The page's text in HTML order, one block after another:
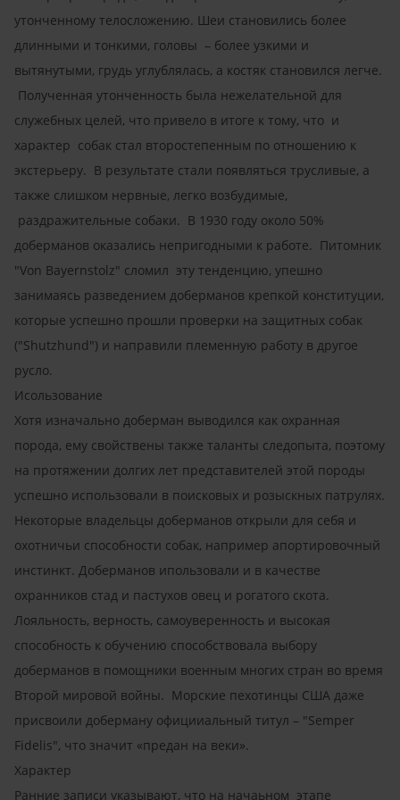
утонченному телосложению. Шеи становились более
длинными и тонкими, головы – более узкими и
вытянутыми, грудь углублялась, а костяк становился легче.
Полученная утонченность была нежелательной для
служебных целей, что привело в итоге к тому, что и
характер собак стал второстепенным по отношению к
экстерьеру. В результате стали появляться трусливые, а
также слишком нервные, легко возбудимые,
раздражительные собаки. В 1930 году около 50%
доберманов оказались непригодными к работе. Питомник
"Von Bayernstolz" сломил эту тенденцию, упешно
занимаясь разведением доберманов крепкой конституции,
которые успешно прошли проверки на защитных собак
("Shutzhund") и направили племенную работу в другое
русло.
Исользование
Хотя изначально доберман выводился как охранная
порода, ему свойствены также таланты следопыта, поэтому
на протяжении долгих лет представителей этой породы
успешно использовали в поисковых и розыскных патрулях.
Некоторые владельцы доберманов открыли для себя и
охотничьи способности собак, например апортировочный
инстинкт. Доберманов ипользовали и в качестве
охранников стад и пастухов овец и рогатого скота.
Лояльность, верность, самоуверенность и высокая
способность к обучению способствовала выбору
доберманов в помощники военным многих стран во время
Второй мировой войны. Морские пехотинцы США даже
присвоили доберману официиальный титул – "Semper
Fidelis", что значит «предан на веки».
Характер
Ранние записи указывают, что на начаьном этапе